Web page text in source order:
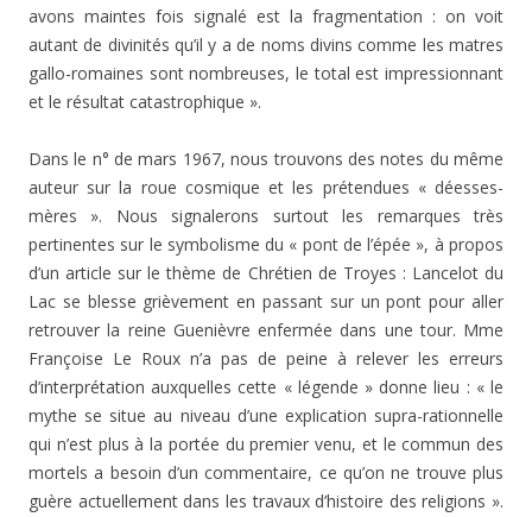
avons maintes fois signalé est la fragmentation : on voit
autant de divinités qu’il y a de noms divins comme les matres
gallo-romaines sont nombreuses, le total est impressionnant
et le résultat catastrophique ».
Dans le n° de mars 1967, nous trouvons des notes du même
auteur sur la roue cosmique et les prétendues « déesses-
mères ». Nous signalerons surtout les remarques très
pertinentes sur le symbolisme du « pont de l’épée », à propos
d’un article sur le thème de Chrétien de Troyes : Lancelot du
Lac se blesse grièvement en passant sur un pont pour aller
retrouver la reine Guenièvre enfermée dans une tour. Mme
Françoise Le Roux n’a pas de peine à relever les erreurs
d’interprétation auxquelles cette « légende » donne lieu : « le
mythe se situe au niveau d’une explication supra-rationnelle
qui n’est plus à la portée du premier venu, et le commun des
mortels a besoin d’un commentaire, ce qu’on ne trouve plus
guère actuellement dans les travaux d’histoire des religions ».